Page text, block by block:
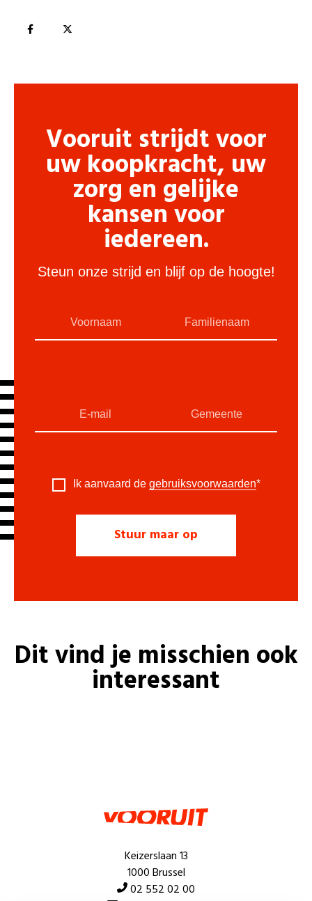
Vooruit strijdt voor
uw koopkracht, uw
zorg en gelijke
kansen voor
iedereen.
Steun onze strijd en blijf op de hoogte!
Ik aanvaard de gebruiksvoorwaarden*
Dit vind je misschien ook
interessant
Keizerslaan 13
1000 Brussel
02 552 02 00